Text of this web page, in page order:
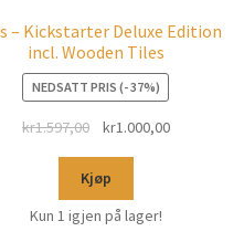
– Kickstarter Deluxe Edition
incl. Wooden Tiles
NEDSATT PRIS (- 37%)
kr1.597,00 kr1.000,00
Kjøp
Kun 1 igjen på lager!